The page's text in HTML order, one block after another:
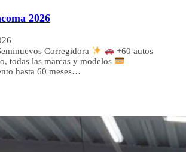
2026
Corregidora
+60 autos
todas las marcas y modelos
hasta 60 meses…